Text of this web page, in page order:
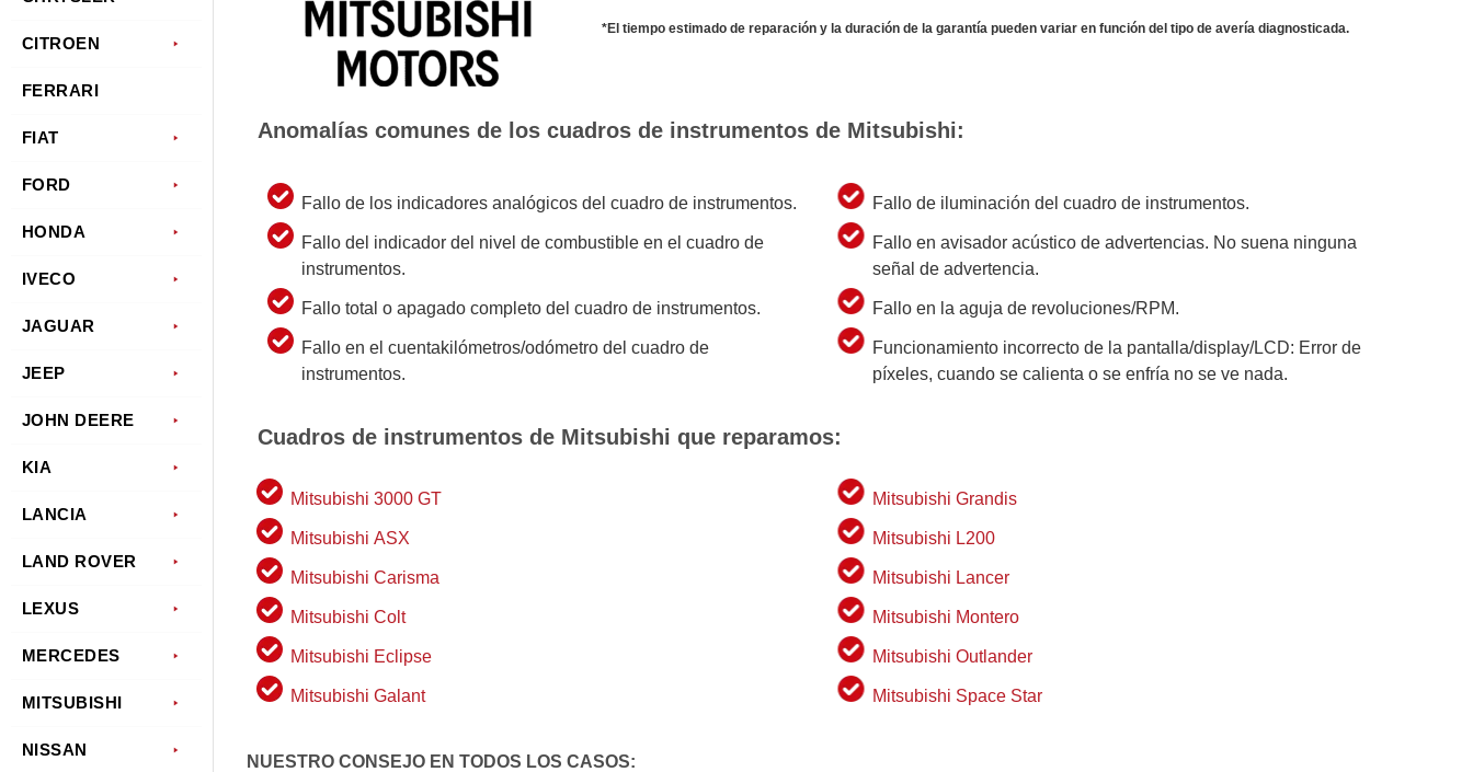
CITROEN
FERRARI
FIAT
FORD
HONDA
IVECO
JAGUAR
JEEP
JOHN DEERE
KIA
LANCIA
LAND ROVER
LEXUS
MERCEDES
MITSUBISHI
NISSAN
*El tiempo estimado de reparación y la duración de la garantía pueden variar en función del tipo de avería diagnosticada.
Anomalías comunes de los cuadros de instrumentos de Mitsubishi:
Fallo de los indicadores analógicos del cuadro de instrumentos.
Fallo del indicador del nivel de combustible en el cuadro de
instrumentos.
Fallo total o apagado completo del cuadro de instrumentos.
Fallo en el cuentakilómetros/odómetro del cuadro de
instrumentos.
Fallo de iluminación del cuadro de instrumentos.
Fallo en avisador acústico de advertencias. No suena ninguna
señal de advertencia.
Fallo en la aguja de revoluciones/RPM.
Funcionamiento incorrecto de la pantalla/display/LCD: Error de
píxeles, cuando se calienta o se enfría no se ve nada.
Cuadros de instrumentos de Mitsubishi que reparamos:
Mitsubishi 3000 GT
Mitsubishi ASX
Mitsubishi Carisma
Mitsubishi Colt
Mitsubishi Eclipse
Mitsubishi Galant
Mitsubishi Grandis
Mitsubishi L200
Mitsubishi Lancer
Mitsubishi Montero
Mitsubishi Outlander
Mitsubishi Space Star
NUESTRO CONSEJO EN TODOS LOS CASOS: